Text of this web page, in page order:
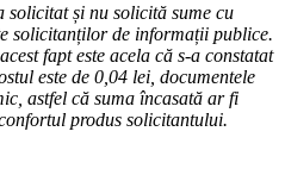
și nu solicită sume cu
solicitanților de informații publice.
fapt este acela că s-a constatat
este de 0,04 lei, documentele
astfel că suma încasată ar fi
produs solicitantului.